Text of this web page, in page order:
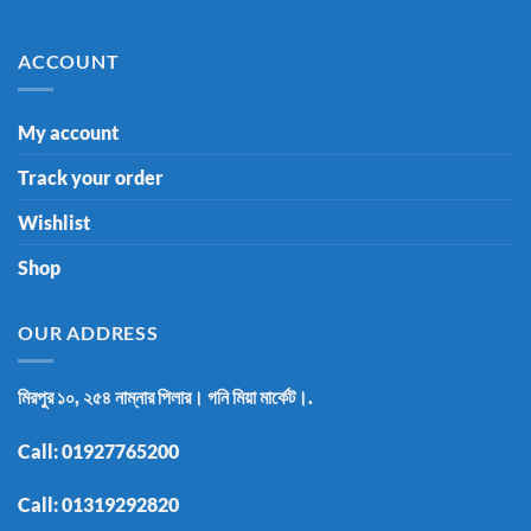
ACCOUNT
My account
Track your order
Wishlist
Shop
OUR ADDRESS
মিরপুর ১০, ২৫৪ নাম্নার পিলার। গনি মিয়া মার্কেট।.
Call:01927765200
Call:01319292820